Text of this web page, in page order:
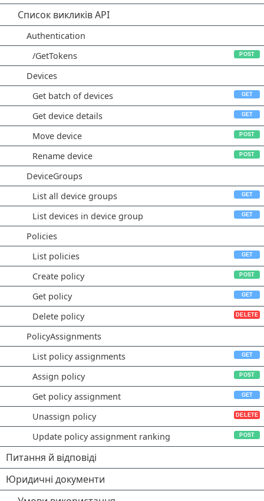
Список викликів API
Authentication
/GetTokens
Devices
Get batch of devices
Get device details
Move device
Rename device
DeviceGroups
List all device groups
List devices in device group
Policies
List policies
Create policy
Get policy
Delete policy
PolicyAssignments
List policy assignments
Assign policy
Get policy assignment
Unassign policy
Update policy assignment ranking
Питання й відповіді
Юридичні документи